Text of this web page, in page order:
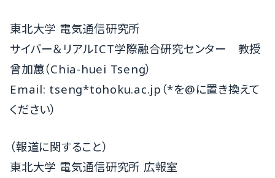
東北大学 電気通信研究所
サイバー＆リアルICT学際融合研究センター 教授
曾加蕙（Chia-huei Tseng）
Email: tseng*tohoku.ac.jp（*を@に置き換えて
ください）
（報道に関すること）
東北大学 電気通信研究所 広報室